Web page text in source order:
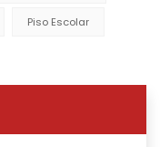
Piso Escolar